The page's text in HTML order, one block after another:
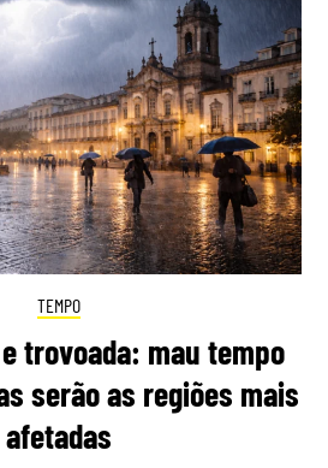
TEMPO
trovoada: mau tempo
serão as regiões mais
afetadas